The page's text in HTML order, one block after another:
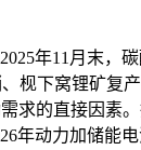
年11月末，
枧下窝锂矿复
求的直接因素
年动力加储能